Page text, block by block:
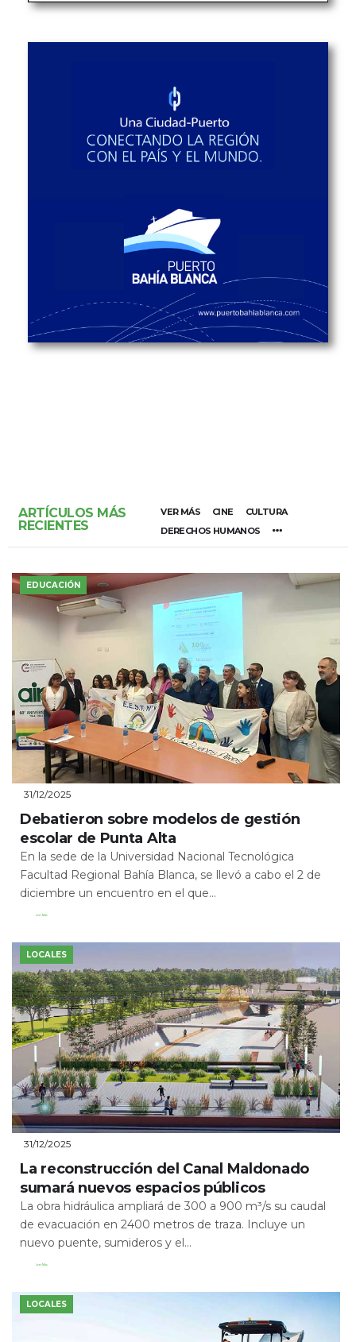
ARTÍCULOS MÁS
RECIENTES
VER MÁS CINE
CULTURA
DERECHOS HUMANOS
EDUCACIÓN
31/12/2025
Debatieron sobre modelos de gestión
escolar de Punta Alta
En la sede de la Universidad Nacional Tecnológica
Facultad Regional Bahía Blanca, se llevó a cabo el 2 de
diciembre un encuentro en el que...
Leer Más
LOCALES
31/12/2025
La reconstrucción del Canal Maldonado
sumará nuevos espacios públicos
La obra hidráulica ampliará de 300 a 900 m³/s su caudal
de evacuación en 2400 metros de traza. Incluye un
nuevo puente, sumideros y el...
Leer Más
LOCALES